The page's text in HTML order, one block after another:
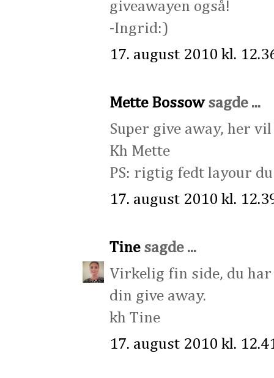
giveawayen også!
-Ingrid:)
17. august 2010 kl.
Mette Bossowsagde ...
Super give away, her
Kh Mette
PS: rigtig fedt layour
17. august 2010 kl.
Tinesagde ...
Virkelig fin side, du
din give away.
kh Tine
17. august 2010 kl.